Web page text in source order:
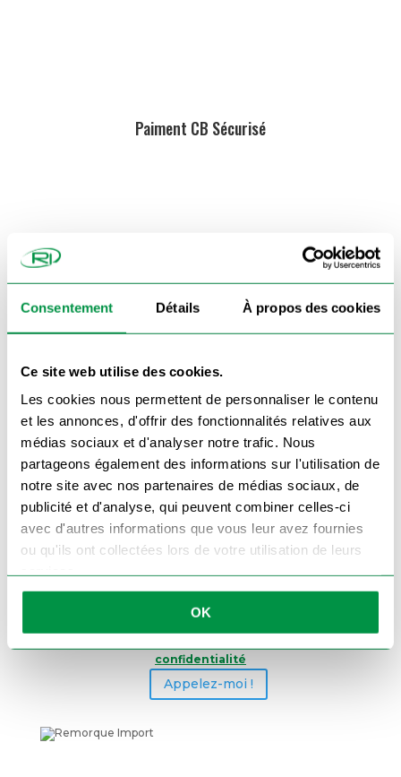
Consentement Détails À propos des cookies
Ce site web utilise des cookies.
Les cookies nous permettent de personnaliser le contenu
et les annonces, d'offrir des fonctionnalités relatives aux
médias sociaux et d'analyser notre trafic. Nous
partageons également des informations sur l'utilisation de
notre site avec nos partenaires de médias sociaux, de
publicité et d'analyse, qui peuvent combiner celles-ci
avec d'autres informations que vous leur avez fournies
ou qu'ils ont collectées lors de votre utilisation de leurs
services.
OK
Paiment CB Sécurisé
Livraison accessoires et pièces détachées 48h
Commande traitée en 24h chrono
On vous rappelle !
confidentialité
Appelez-moi !